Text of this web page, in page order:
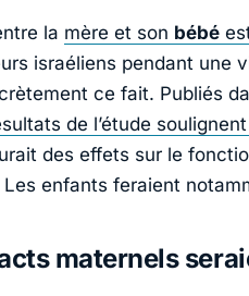
la mère et son bébé
israéliens pendant une
ce fait. Publiés
de l’étude
des effets sur le
enfants feraient
maternels